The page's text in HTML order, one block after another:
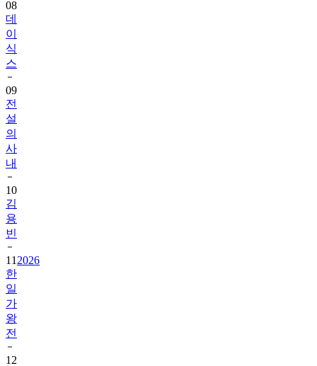
이
식
스
09
전
설
의
사
내
10
김
용
빈
11
한
일
가
왕
전
12
한
일